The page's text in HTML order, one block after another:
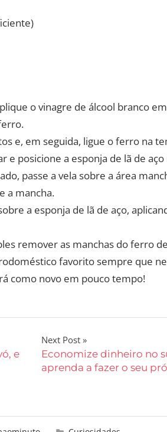
o vinagre de álcool branco
e, em seguida, ligue o ferro na
e posicione a esponja de lã de
passe a vela sobre a área
a mancha.
a esponja de lã de aço,
remover as manchas do ferro
favorito sempre que
como novo em pouco tempo!
e
Next Post
Economize dinheiro no
aprenda a fazer o seu